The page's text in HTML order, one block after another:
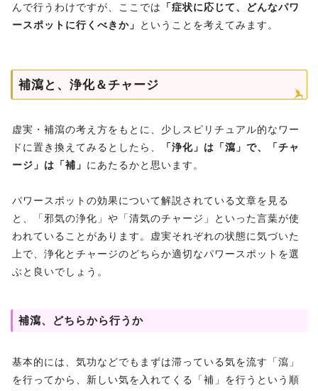
んで行うわけですが、ここでは
「症状に応じて、どんなパワ
ースポットに行くべきか」
ということを考えてみます。
補瀉と、浄化＆チャージ
虚実・補瀉の考え方をもとに、少しスピリチュアル的なワー
ドに置き換えてみるとしたら、
「浄化」は「瀉」で、「チャ
ージ」は「補」 にあたるかと思います。
パワースポットの効果について解説されている文章を見る
と、「邪気の浄化」や「清気のチャージ」といった言葉が使
われていることがあります。虚実それぞれの状態に気づいた
上で、浄化とチャージのどちらか適切なパワースポットを選
ぶと良いでしょう。
補瀉、どちらから行うか
基本的には、気功などでもまずは滞っている気を流す「瀉」
を行ってから、新しい気を入れてくる「補」を行うという順